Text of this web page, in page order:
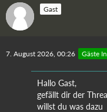
Gast
7. August 2026, 00:26 Gäste
Hallo Gast,
gefällt dir der
willst du was dazu